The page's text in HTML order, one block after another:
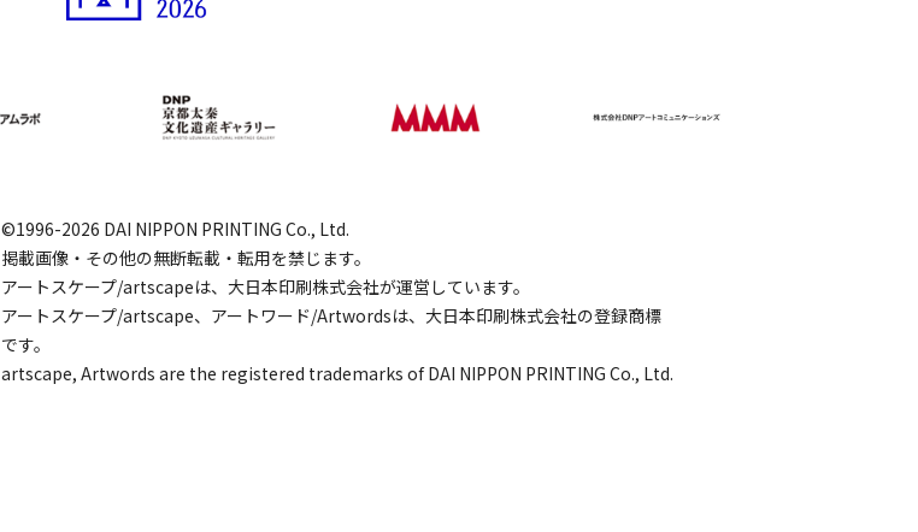
©1996-2026 DAI NIPPON PRINTING Co., Ltd.
掲載画像・その他の無断転載・転用を禁じます。
アートスケープ/artscapeは、大日本印刷株式会社が運営しています。
アートスケープ/artscape、アートワード/Artwordsは、大日本印刷株式会社の登録商標
です。
artscape, Artwords are the registered trademarks of DAI NIPPON PRINTING Co., Ltd.